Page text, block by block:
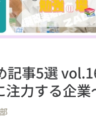
記事5選
注力する企業